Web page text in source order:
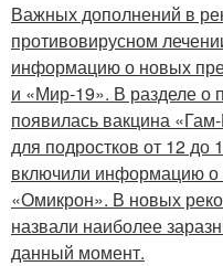
Важных дополнений в
противовирусном
информацию о новых
и «Мир-19». В разделе о
появилась вакцина
для подростков от 12 до
включили информацию о
«Омикрон». В новых
назвали наиболее
данный момент.